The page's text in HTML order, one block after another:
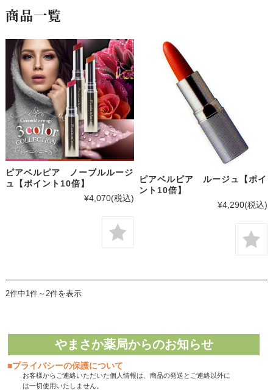
商品一覧
ピアベルピア ノーブルルージ
ュ【ポイント10倍】
¥4,070(税込)
ピアベルピア ルージュ【ポイ
ント10倍】
¥4,290(税込)
2件中1件～2件を表示
やまさか薬局からのお知らせ
■プライバシーの保護について
お客様からご連絡いただいた個人情報は、商品の発送とご連絡以外に
は一切使用いたしません。